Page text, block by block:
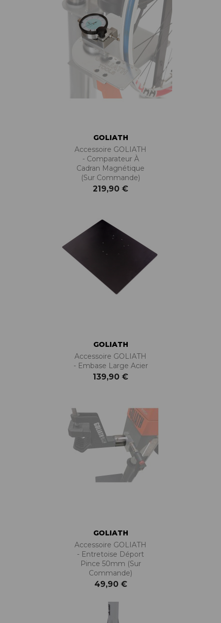
GOLIATH
Accessoire GOLIATH
- Comparateur À
Cadran Magnétique
(sur Commande)
219,90 €
GOLIATH
Accessoire GOLIATH
- Embase Large Acier
139,90 €
GOLIATH
Accessoire GOLIATH
- Entretoise Déport
Pince 50mm (sur
Commande)
49,90 €